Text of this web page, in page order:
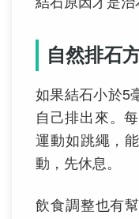
自然排石
如果結石小於5
自己排出來。
運動如跳繩，
動，先休息。
飲食調整也有